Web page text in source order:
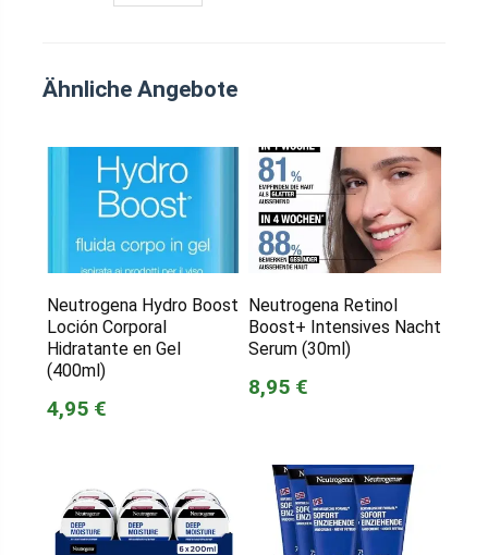
Ähnliche Angebote
Neutrogena Hydro Boost
Loción Corporal
Hidratante en Gel
(400ml)
4,95 €
Neutrogena Retinol
Boost+ Intensives Nacht
Serum (30ml)
8,95 €